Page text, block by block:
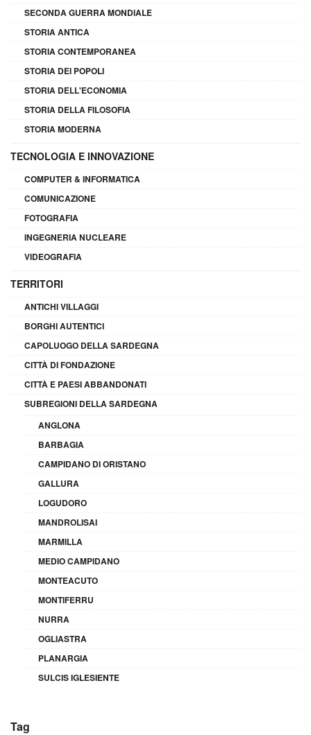
SECONDA GUERRA MONDIALE
STORIA ANTICA
STORIA CONTEMPORANEA
STORIA DEI POPOLI
STORIA DELL'ECONOMIA
STORIA DELLA FILOSOFIA
STORIA MODERNA
TECNOLOGIA E INNOVAZIONE
COMPUTER & INFORMATICA
COMUNICAZIONE
FOTOGRAFIA
INGEGNERIA NUCLEARE
VIDEOGRAFIA
TERRITORI
ANTICHI VILLAGGI
BORGHI AUTENTICI
CAPOLUOGO DELLA SARDEGNA
CITTÀ DI FONDAZIONE
CITTÀ E PAESI ABBANDONATI
SUBREGIONI DELLA SARDEGNA
ANGLONA
BARBAGIA
CAMPIDANO DI ORISTANO
GALLURA
LOGUDORO
MANDROLISAI
MARMILLA
MEDIO CAMPIDANO
MONTEACUTO
MONTIFERRU
NURRA
OGLIASTRA
PLANARGIA
SULCIS IGLESIENTE
Tag